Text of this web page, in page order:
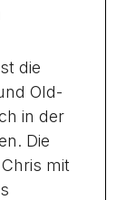
die
Old-
in der
Die
mit